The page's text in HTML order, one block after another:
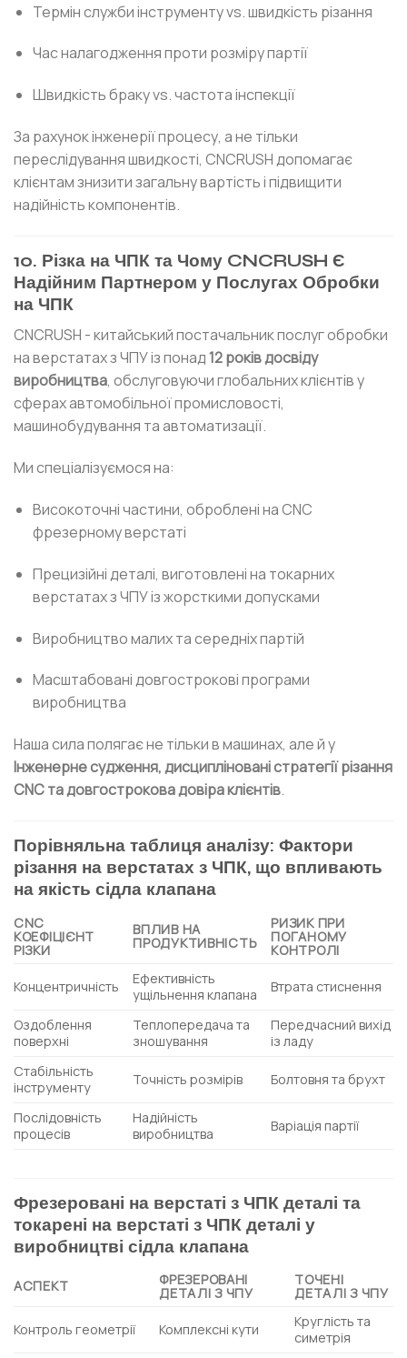
Термін служби інструменту vs. швидкість різання
Час налагодження проти розміру партії
Швидкість браку vs. частота інспекції
За рахунок інженерії процесу, а не тільки
переслідування швидкості, CNCRUSH допомагає
клієнтам знизити загальну вартість і підвищити
надійність компонентів.
10. Різка на ЧПК та Чому CNCRUSH Є
Надійним Партнером у Послугах Обробки
на ЧПК
CNCRUSH - китайський постачальник послуг обробки
на верстатах з ЧПУ із понад12 років досвіду
виробництва, обслуговуючи глобальних клієнтів у
сферах автомобільної промисловості,
машинобудування та автоматизації.
Ми спеціалізуємося на:
Високоточні частини, оброблені на CNC
фрезерному верстаті
Прецизійні деталі, виготовлені на токарних
верстатах з ЧПУ із жорсткими допусками
Виробництво малих та середніх партій
Масштабовані довгострокові програми
виробництва
Наша сила полягає не тільки в машинах, але й у
Інженерне судження, дисципліновані стратегії різання
CNC та довгострокова довіра клієнтів.
Порівняльна таблиця аналізу: Фактори
різання на верстатах з ЧПК, що впливають
на якість сідла клапана
CNC
КОЕФІЦІЄНТ
РІЗКИ
ВПЛИВ НА
ПРОДУКТИВНІСТЬ
РИЗИК ПРИ
ПОГАНОМУ
КОНТРОЛІ
Концентричність
Ефективність
ущільнення клапана
Втрата стиснення
Оздоблення
поверхні
Теплопередача та
зношування
Передчасний вихід
із ладу
Стабільність
інструменту
Точність розмірів Болтовня та брухт
Послідовність
процесів
Надійність
виробництва
Варіація партії
Фрезеровані на верстаті з ЧПК деталі та
токарені на верстаті з ЧПК деталі у
виробництві сідла клапана
АСПЕКТ ФРЕЗЕРОВАНІ
ДЕТАЛІ З ЧПУ
ТОЧЕНІ
ДЕТАЛІ З ЧПУ
Контроль геометрії Комплексні кути
Круглість та
симетрія